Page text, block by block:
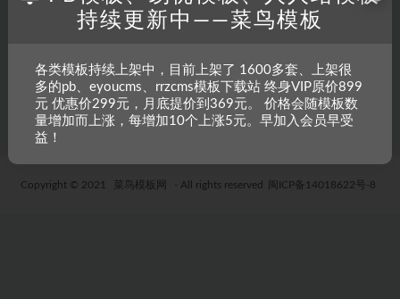
RRZCMS模板
5 年前 38 19.9
Copyright © 2021 菜鸟模板网 - All rights reserved 闽ICP备14018622号-8
持续更新中——菜鸟模板
各类模板持续上架中，目前上架了 1600多套、上架很
多的pb、eyoucms、rrzcms模板下载站 终身VIP原价899
元 优惠价299元，月底提价到369元。 价格会随模板数
量增加而上涨，每增加10个上涨5元。早加入会员早受
益！